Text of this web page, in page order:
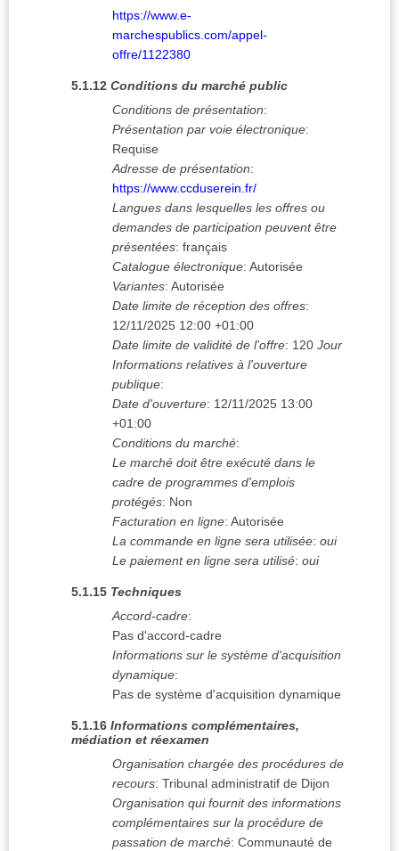
https://www.e-
marchespublics.com/appel-
offre/1122380
5.1.12 Conditions du marché public
Conditions de présentation:
Présentation par voie électronique:
Requise
Adresse de présentation:
https://www.ccduserein.fr/
Langues dans lesquelles les offres ou
demandes de participation peuvent être
présentées: français
Catalogue électronique: Autorisée
Variantes: Autorisée
Date limite de réception des offres:
12/11/2025 12:00 +01:00
Date limite de validité de l'offre: 120 Jour
Informations relatives à l'ouverture
publique:
Date d'ouverture: 12/11/2025 13:00
+01:00
Conditions du marché:
Le marché doit être exécuté dans le
cadre de programmes d'emplois
protégés: Non
Facturation en ligne: Autorisée
La commande en ligne sera utilisée: oui
Le paiement en ligne sera utilisé: oui
5.1.15 Techniques
Accord-cadre:
Pas d'accord-cadre
Informations sur le système d'acquisition
dynamique:
Pas de système d'acquisition dynamique
5.1.16 Informations complémentaires,
médiation et réexamen
Organisation chargée des procédures de
recours: Tribunal administratif de Dijon
Organisation qui fournit des informations
complémentaires sur la procédure de
passation de marché: Communauté de